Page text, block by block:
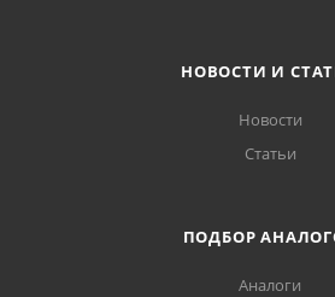
НОВОСТИ И
Новости
Статьи
ПОДБОР
Аналоги